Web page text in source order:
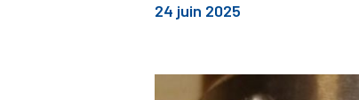
24 juin 2025